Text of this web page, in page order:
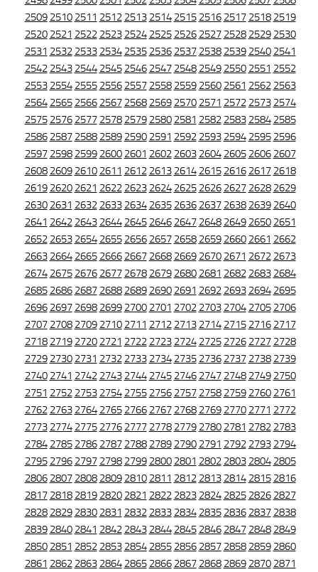
2509 2510 2511 2512 2513 2514 2515 2516 2517 2518 2519
2520 2521 2522 2523 2524 2525 2526 2527 2528 2529 2530
2531 2532 2533 2534 2535 2536 2537 2538 2539 2540 2541
2542 2543 2544 2545 2546 2547 2548 2549 2550 2551 2552
2553 2554 2555 2556 2557 2558 2559 2560 2561 2562 2563
2564 2565 2566 2567 2568 2569 2570 2571 2572 2573 2574
2575 2576 2577 2578 2579 2580 2581 2582 2583 2584 2585
2586 2587 2588 2589 2590 2591 2592 2593 2594 2595 2596
2597 2598 2599 2600 2601 2602 2603 2604 2605 2606 2607
2608 2609 2610 2611 2612 2613 2614 2615 2616 2617 2618
2619 2620 2621 2622 2623 2624 2625 2626 2627 2628 2629
2630 2631 2632 2633 2634 2635 2636 2637 2638 2639 2640
2641 2642 2643 2644 2645 2646 2647 2648 2649 2650 2651
2652 2653 2654 2655 2656 2657 2658 2659 2660 2661 2662
2663 2664 2665 2666 2667 2668 2669 2670 2671 2672 2673
2674 2675 2676 2677 2678 2679 2680 2681 2682 2683 2684
2685 2686 2687 2688 2689 2690 2691 2692 2693 2694 2695
2696 2697 2698 2699 2700 2701 2702 2703 2704 2705 2706
2707 2708 2709 2710 2711 2712 2713 2714 2715 2716 2717
2718 2719 2720 2721 2722 2723 2724 2725 2726 2727 2728
2729 2730 2731 2732 2733 2734 2735 2736 2737 2738 2739
2740 2741 2742 2743 2744 2745 2746 2747 2748 2749 2750
2751 2752 2753 2754 2755 2756 2757 2758 2759 2760 2761
2762 2763 2764 2765 2766 2767 2768 2769 2770 2771 2772
2773 2774 2775 2776 2777 2778 2779 2780 2781 2782 2783
2784 2785 2786 2787 2788 2789 2790 2791 2792 2793 2794
2795 2796 2797 2798 2799 2800 2801 2802 2803 2804 2805
2806 2807 2808 2809 2810 2811 2812 2813 2814 2815 2816
2817 2818 2819 2820 2821 2822 2823 2824 2825 2826 2827
2828 2829 2830 2831 2832 2833 2834 2835 2836 2837 2838
2839 2840 2841 2842 2843 2844 2845 2846 2847 2848 2849
2850 2851 2852 2853 2854 2855 2856 2857 2858 2859 2860
2861 2862 2863 2864 2865 2866 2867 2868 2869 2870 2871